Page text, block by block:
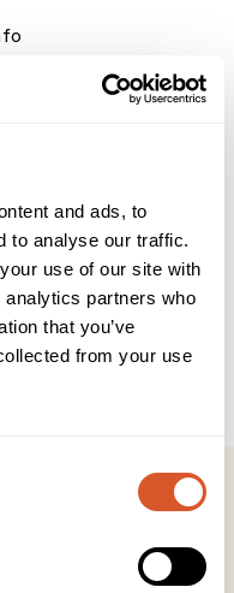
and ads, to
to analyse our traffic.
use of our site with
partners who
that you’ve
from your use
effekt på
høy talgproduksjon.